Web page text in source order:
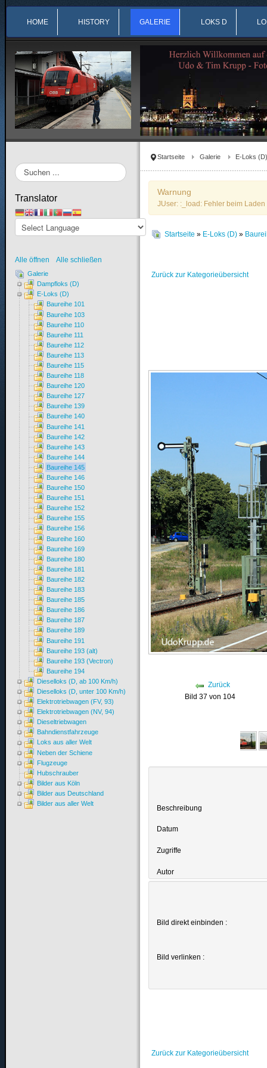
HOME HISTORY GALERIE LOKS D
Startseite Galerie E-Loks (D)
Warnung
JUser: :_load: Fehler beim
Startseite » E-Loks (D) »
Zurück zur Kategorieübersicht
Zurück
Bild 37 von 104
Beschreibung
Datum
Zugriffe
Autor
Bild direkt einbinden :
Bild verlinken :
Zurück zur Kategorieübersicht
Suchen
...
Translator
Alle öffnen Alle schließen
Galerie
Dampfloks (D)
E-Loks (D)
Baureihe 101
Baureihe 103
Baureihe 110
Baureihe 111
Baureihe 112
Baureihe 113
Baureihe 115
Baureihe 118
Baureihe 120
Baureihe 127
Baureihe 139
Baureihe 140
Baureihe 141
Baureihe 142
Baureihe 143
Baureihe 144
Baureihe 145
Baureihe 146
Baureihe 150
Baureihe 151
Baureihe 152
Baureihe 155
Baureihe 156
Baureihe 160
Baureihe 169
Baureihe 180
Baureihe 181
Baureihe 182
Baureihe 183
Baureihe 185
Baureihe 186
Baureihe 187
Baureihe 189
Baureihe 191
Baureihe 193 (alt)
Baureihe 193 (Vectron)
Baureihe 194
Dieselloks (D, ab 100 Km/h)
Dieselloks (D, unter 100 Km/h)
Elektrotriebwagen (FV, 93)
Elektrotriebwagen (NV, 94)
Dieseltriebwagen
Bahndienstfahrzeuge
Loks aus aller Welt
Neben der Schiene
Flugzeuge
Hubschrauber
Bilder aus Köln
Bilder aus Deutschland
Bilder aus aller Welt